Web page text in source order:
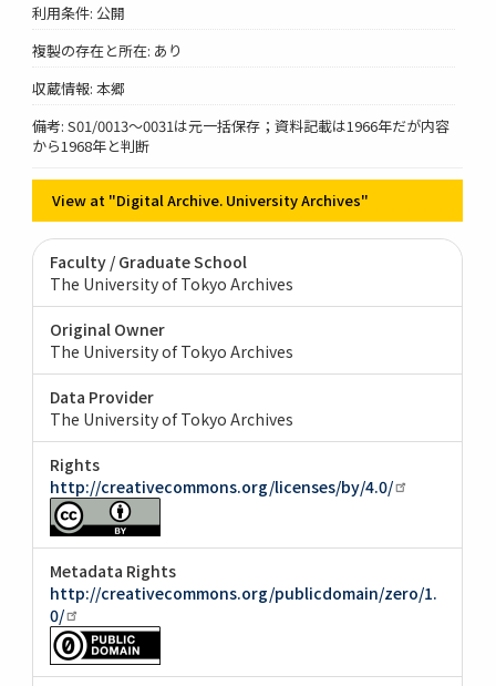
利用条件: 公開
複製の存在と所在: あり
収蔵情報: 本郷
備考: S01/0013～0031は元一括保存；資料記載は1966年だが内容
から1968年と判断
View at "Digital Archive. University Archives"
Faculty / Graduate School
The University of Tokyo Archives
Original Owner
The University of Tokyo Archives
Data Provider
The University of Tokyo Archives
Rights
http://creativecommons.org/licenses/by/4.0/
Metadata Rights
http://creativecommons.org/publicdomain/zero/1.
0/